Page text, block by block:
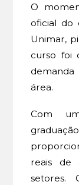
O
oficial do
Unimar,
curso foi
demanda
área.
Com
reais de
setores.